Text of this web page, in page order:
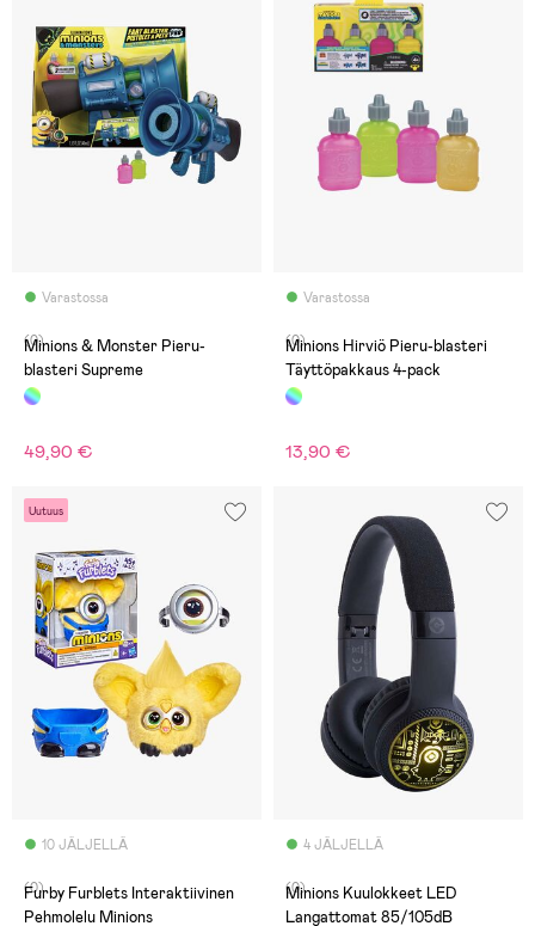
Varastossa
(0)
Minions & Monster Pieru-
blasteri Supreme
49,90 €
Varastossa
(0)
Minions Hirviö Pieru-blasteri
Täyttöpakkaus 4-pack
13,90 €
Uutuus
10 JÄLJELLÄ
(0)
Furby Furblets Interaktiivinen
Pehmolelu Minions
4 JÄLJELLÄ
(0)
Minions Kuulokkeet LED
Langattomat 85/105dB